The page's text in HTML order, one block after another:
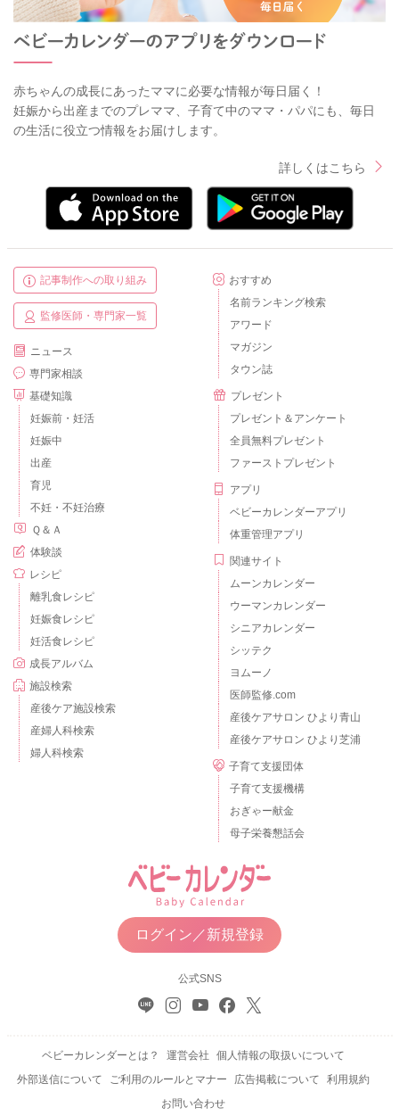
赤ちゃんの成長にあったママに必要な情報が毎日届く！
妊娠から出産までのプレママ、子育て中のママ・パパにも、毎日
の生活に役立つ情報をお届けします。
詳しくはこちら
記事制作への取り組み
監修医師・専門家一覧
ニュース
専門家相談
基礎知識
妊娠前・妊活
妊娠中
出産
育児
不妊・不妊治療
Ｑ＆Ａ
体験談
レシピ
離乳食レシピ
妊娠食レシピ
妊活食レシピ
成長アルバム
施設検索
産後ケア施設検索
産婦人科検索
婦人科検索
おすすめ
名前ランキング検索
アワード
マガジン
タウン誌
プレゼント
プレゼント＆アンケート
全員無料プレゼント
ファーストプレゼント
アプリ
ベビーカレンダーアプリ
体重管理アプリ
関連サイト
ムーンカレンダー
ウーマンカレンダー
シニアカレンダー
シッテク
ヨムーノ
医師監修.com
産後ケアサロン ひより青山
産後ケアサロン ひより芝浦
子育て支援団体
子育て支援機構
おぎゃー献金
母子栄養懇話会
ログイン／新規登録
公式SNS
ベビーカレンダーとは？ 運営会社
個人情報の取扱いについて
外部送信について
ご利用のルールとマナー 広告掲載について
利用規約
お問い合わせ